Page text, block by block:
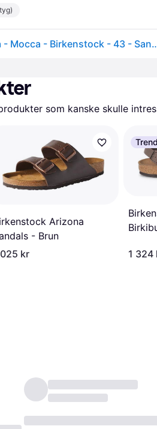
Birkenstock Sandaler -
som kanske skulle
Arizona
- Brun
kr
1 324